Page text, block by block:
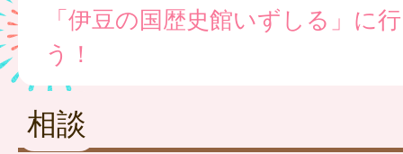
「伊豆の国歴史館いずしる」に
う！
相談